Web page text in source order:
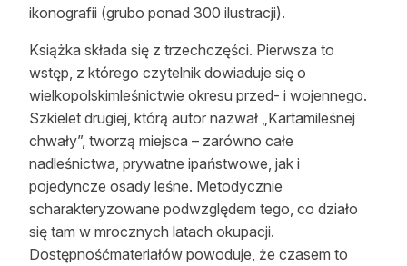
ikonografii (grubo ponad 300 ilustracji).
Książka składa się z trzechczęści. Pierwsza to
wstęp, z którego czytelnik dowiaduje się o
wielkopolskimleśnictwie okresu przed- i wojennego.
Szkielet drugiej, którą autor nazwał „Kartamileśnej
chwały”, tworzą miejsca – zarówno całe
nadleśnictwa, prywatne ipaństwowe, jak i
pojedyncze osady leśne. Metodycznie
scharakteryzowane podwzględem tego, co działo
się tam w mrocznych latach okupacji.
Dostępnośćmateriałów powoduje, że czasem to